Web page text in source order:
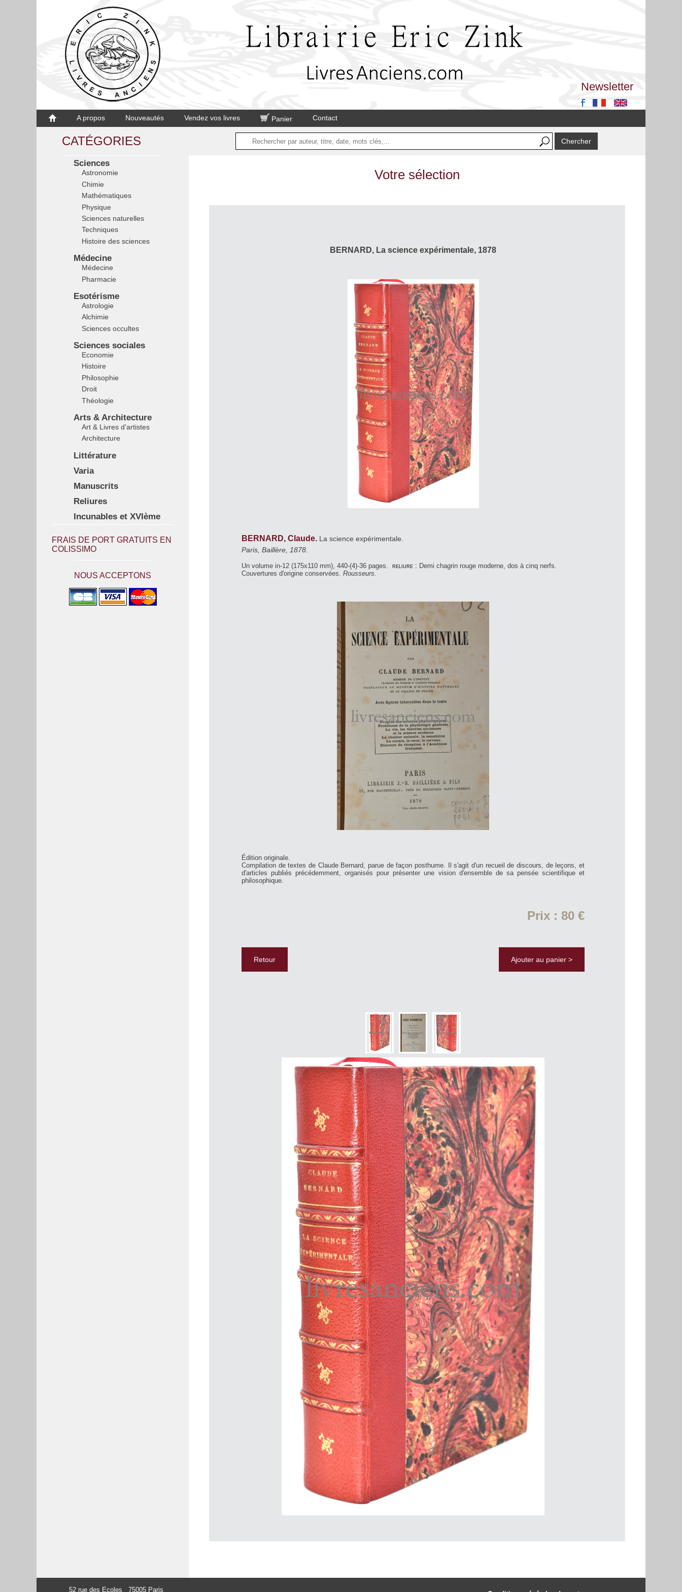
Newsletter
A propos Nouveautés Vendez vos livres Panier Contact
CATÉGORIES
Sciences
Astronomie
Chimie
Mathématiques
Physique
Sciences naturelles
Techniques
Histoire des sciences
Médecine
Médecine
Pharmacie
Esotérisme
Astrologie
Alchimie
Sciences occultes
Sciences sociales
Economie
Histoire
Philosophie
Droit
Théologie
Arts & Architecture
Art & Livres d'artistes
Architecture
Littérature
Varia
Manuscrits
Reliures
Incunables et XVIème
FRAIS DE PORT GRATUITS EN
COLISSIMO
NOUS ACCEPTONS
Votre sélection
BERNARD, La science expérimentale, 1878
BERNARD, Claude. La science expérimentale.
Paris, Baillère, 1878.
Un volume in-12 (175x110 mm), 440-(4)-36 pages. reliure : Demi chagrin rouge moderne, dos à cinq nerfs.
Couvertures d'origine conservées. Rousseurs.
Édition originale.
Compilation de textes de Claude Bernard, parue de façon posthume. Il s'agit d'un recueil de discours, de leçons, et
d'articles publiés précédemment, organisés pour présenter une vision d'ensemble de sa pensée scientifique et
philosophique.
Prix : 80 €
Retour Ajouter au panier >
52 rue des Ecoles 75005 Paris